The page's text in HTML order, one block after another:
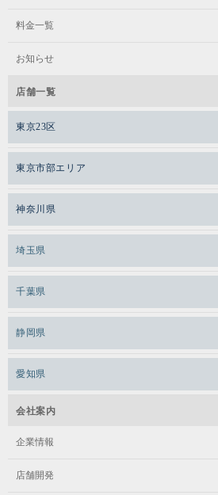
料金一覧
お知らせ
店舗一覧
東京23区
メガロスルフレ恵比寿
メガロス日比谷シャンテ
メガロス白金台
メガロス田端
メガロスルフレ田端
メガロスキッズ錦糸町
メガロス葛飾
東京市部エリア
メガロス三鷹
メガロスルフレ三鷹
メガロス武蔵小金井
メガロスルフレ武蔵小金井
メガロス小平テニススクール
神奈川県
メガロス上永谷
メガロスルフレ上永谷
メガロス神奈川
メガロス日吉
メガロス綱島
メガロスルフレ綱島
メガロス市ヶ尾
埼玉県
メガロスルフレ草加
千葉県
メガロス本八幡
静岡県
愛知県
メガロステラッセ納屋橋
メガロス千種
会社案内
企業情報
店舗開発